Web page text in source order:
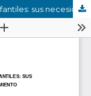
Los docentes novatos en las escuelas infantiles: sus necesidades de saber y de acompañamiento